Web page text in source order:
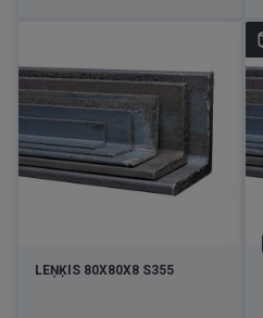
LEŅĶIS 80X80X8 S355